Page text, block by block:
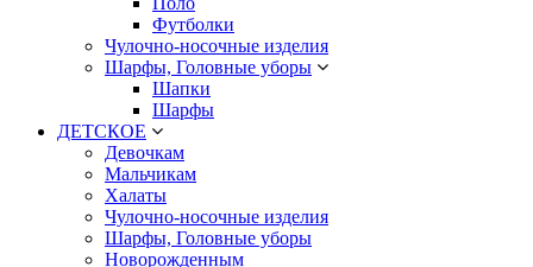
Футболки
Чулочно-носочные изделия
Шарфы, Головные уборы
Шапки
Шарфы
ДЕТСКОЕ
Девочкам
Мальчикам
Халаты
Чулочно-носочные изделия
Шарфы, Головные уборы
Новорожденным